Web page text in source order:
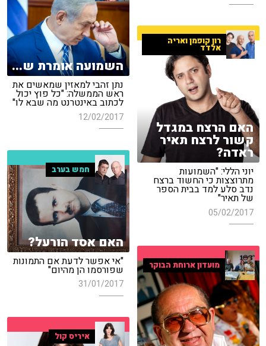
השמועה אומרת ש...
נתן זהבי למאזין שמאשים את
ראש הממשלה: "כל פוץ יכול
לכתוב באינטרנט מה שבא לו"
12/02/2017
רון קופמן ואריה
אלדד
האם הרצח במגדל
קשור לרצח תאיר
ראדה?
יוני הללי: "השמועות
מתרוצצות כי החשוד ברצח
נדב סלע למד בבית הספר
של תאיר"
05/02/2017
חמש בערב
האם אסד הורעל?
"אי אפשר לדעת אם התמונות
שפורסמו הן מהיום"
31/01/2017
מועדון ארוחת הבוקר
איריס קול